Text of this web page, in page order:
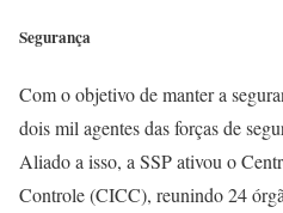
Segurança
Com o objetivo de manter a
dois mil agentes das forças de
Aliado a isso, a SSP ativou o
Controle (CICC), reunindo 24